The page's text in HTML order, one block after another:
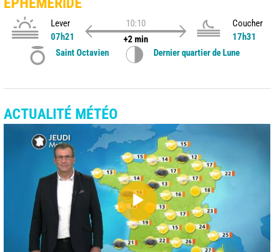
Lever
07h21
10:10
+2 min
Coucher
17h31
Saint Octavien
Dernier quartier de Lune
ACTUALITÉ MÉTÉO